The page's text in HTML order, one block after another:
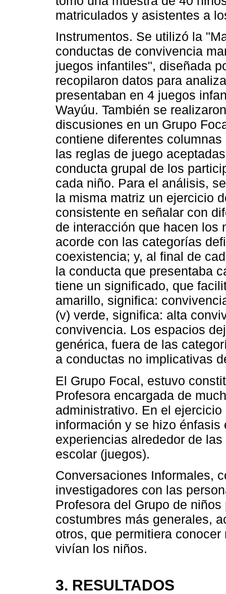
matriculados y asistentes a
Instrumentos. Se utilizó la
conductas de convivencia
juegos infantiles", diseñada
recopilaron datos para
presentaban en 4 juegos
Wayúu. También se
discusiones en un Grupo
contiene diferentes
las reglas de juego
conducta grupal de los
cada niño. Para el análisis,
la misma matriz un ejercicio
consistente en señalar con
de interacción que hacen los
acorde con las categorías
coexistencia; y, al final de
la conducta que presentaba
tiene un significado, que
amarillo, significa:
(v) verde, significa: alta
convivencia. Los espacios
genérica, fuera de las
a conductas no implicativas
El Grupo Focal, estuvo
Profesora encargada de
administrativo. En el
información y se hizo
experiencias alrededor de
escolar (juegos).
Conversaciones Informales,
investigadores con las
Profesora del Grupo de
costumbres más generales,
otros, que permitiera
vivían los niños.
3. RESULTADOS